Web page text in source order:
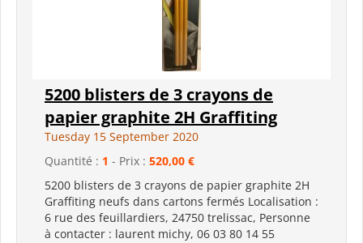
5200 blisters de 3 crayons de
papier graphite 2H Graffiting
Tuesday 15 September 2020
Quantité : 1 - Prix : 520,00 €
5200 blisters de 3 crayons de papier graphite 2H
Graffiting neufs dans cartons fermés Localisation :
6 rue des feuillardiers, 24750 trelissac, Personne
à contacter : laurent michy, 06 03 80 14 55